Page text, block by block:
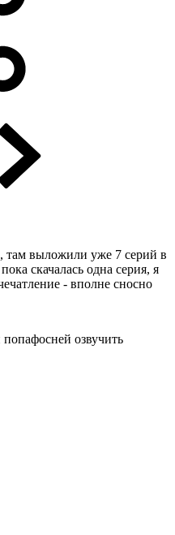
там выложили уже 7 серий в
скачалась одна серия, я
- вполне сносно
озвучить